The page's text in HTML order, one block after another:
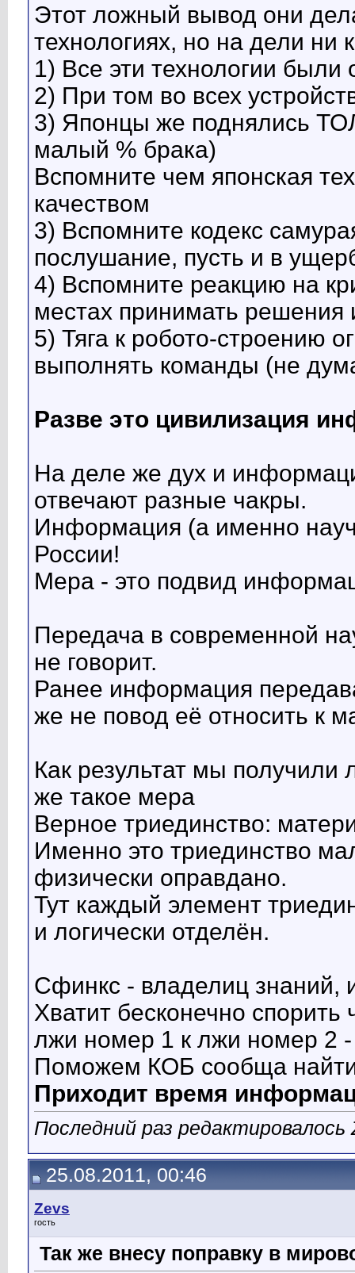
Этот ложный вывод они
технологиях, но на дели ни
1) Все эти технологии
2) При том во всех
3) Японцы же поднялись
малый % брака)
Вспомните чем японская
качеством
3) Вспомните кодекс
послушание, пусть и в
4) Вспомните реакцию на
местах принимать решения
5) Тяга к робото-строению
выполнять команды (не
Разве это цивилизация
На деле же дух и
отвечают разные чакры.
Информация (а именно
России!
Мера - это подвид
Передача в современной
не говорит.
Ранее информация
же не повод её относить к
Как результат мы
же такое мера
Верное триединство:
Именно это триединство
физически оправдано.
Тут каждый элемент
и логически отделён.
Сфинкс - владелиц
Хватит бесконечно спорить
лжи номер 1 к лжи номер 2 -
Поможем КОБ сообща найти
Приходит время
Последний раз
25.08.2011, 00:46
Zevs
гость
Так же внесу поправку в